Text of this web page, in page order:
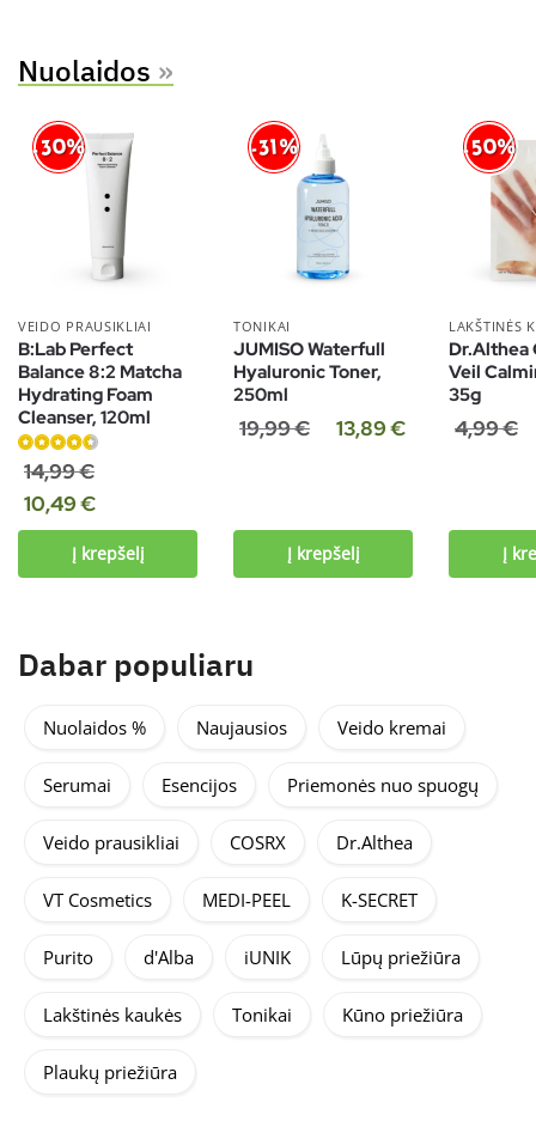
Nuolaidos »
-30%
VEIDO PRAUSIKLIAI
B:Lab Perfect
Balance 8:2 Matcha
Hydrating Foam
Cleanser, 120ml
Įvertinimas:
4.60
14,99€
10,49€
Į krepšelį
-31%
TONIKAI
JUMISO Waterfull
Hyaluronic Toner,
250ml
19,99€ 13,89€
Į krepšelį
-50%
LAKŠTINĖS
Dr.Althea
Veil
35g
4,99€
Į
Dabar populiaru
Nuolaidos % Naujausios Veido kremai
Serumai Esencijos Priemonės nuo spuogų
Veido prausikliai COSRX Dr.Althea
VT Cosmetics MEDI-PEEL K-SECRET
Purito d'Alba iUNIK Lūpų priežiūra
Lakštinės kaukės Tonikai Kūno priežiūra
Plaukų priežiūra